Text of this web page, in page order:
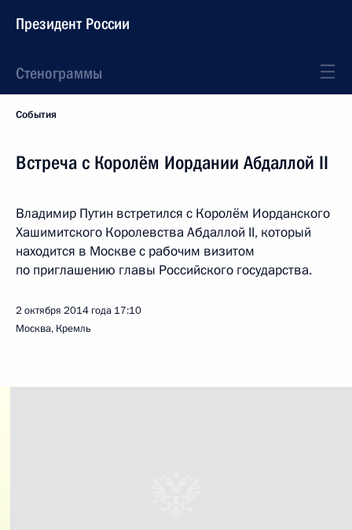
Президент России
Стенограммы
События
Встреча с Королём Иордании Абдаллой II
Владимир Путин встретился с Королём Иорданского
Хашимитского Королевства Абдаллой II, который
находится в Москве с рабочим визитом
по приглашению главы Российского государства.
2 октября 2014 года 17:10
Москва, Кремль